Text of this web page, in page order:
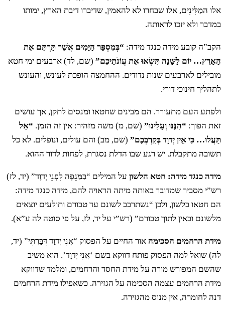
בַּמִּדְבָּר הַזֶּה יִפְּלוּ פִגְרֵיכֶם וְכָל פְּקֻדֵיכֶם
לְכָל מִסְפַּרְכֶם מִבֶּן עֶשְׂרִים שָׁנָה וָמָעְלָה אֲשֶׁר
הֲלִינֹתֶם עָלָי׃
ל אִם אַתֶּם תָּבֹאוּ אֶל הָאָרֶץ אֲשֶׁר נָשָׂאתִי אֶת
יָדִי לְשַׁכֵּן אֶתְכֶם בָּהּ כִּי אִם כָּלֵב בֶּן יְפֻנֶּה
וְטַפְּכֶם אֲשֶׁר אֲמַרְתֶּם לָבַז יִהְיֶה וְהֵבֵיאתִי
אֹתָם וְיָדְעוּ אֶת הָאָרֶץ אֲשֶׁר מְאַסְתֶּם בָּהּ׃
וּפִגְרֵיכֶם אַתֶּם יִפְּלוּ בַּמִּדְבָּר הַזֶּה׃
לג וּבְנֵיכֶם יִהְיוּ רֹעִים בַּמִּדְבָּר אַרְבָּעִים שָׁנָה
אלו המַלִּינִים, אלו שבחרו לא להאמין, שדיברו דיבת הארץ, ימותו
במדבר ולא יזכו לראותה.
הקב”ה קובע מידה כנגד מידה: “בְּמִסְפַּר הַיָּמִים אֲשֶׁר תַּרְתֶּם אֶת
הָאָרֶץ… יוֹם לַשָּׁנָה תִּשְׂאוּ אֶת עֲוֹנֹתֵיכֶם” (שם, לד) ארבעים ימי חטא
מובילים לארבעים שנות נדודים. ההחמצה הופכת לעונש, והעונש
לתהליך חינוכי דורי.
ולפתע העם מתעורר. הם מבינים שחטאו ומנסים לתקן, אך עושים
זאת הפוך: “הִנֶּנּוּ וְעָלִינוּ” (שם, מ) משה מזהיר: אין זה הזמן. “אַל
תַּעֲלוּ… כִּי אֵין יְדוָד בְּקִרְבְּכֶם” (שם, מב) והם עולים, ונופלים. לא כל
תשובה מתקבלת. יש רגע שבו הדלת נסגרת, לפחות לדור ההוא.
מידה כנגד מידה: חטא הלשון על המילים “בַּמַּגֵּפָה לִפְנֵי יְדוָד” (יד, לז)
רש”י מסביר שמדובר באותה מיתה הראויה להם, מידה כנגד מידה:
הם חטאו בלשון, ולכן “נשתרבב לשונם עד טבורם ותולעים יוצאים
מלשונם ובאין לתוך טבורם” (רש”י על יד, לז, על פי סוטה לה ע”א).
מידת הרחמים הסכימה אור החיים על הפסוק “אֲנִי יְדוָד דִּבַּרְתִּי” (יד,
לה) שואל למה הפסוק פותח דווקא בשם ‘אֲנִי יְדוָד’. הוא משיב
שהשם המפורש מורה על מידת החסד והרחמים, ומלמד שדווקא
מידת הרחמים עצמה הסכימה על הגזירה. כשאפילו מידת הרחמים
דנה לחומרה, אין מנוס מהגזירה.